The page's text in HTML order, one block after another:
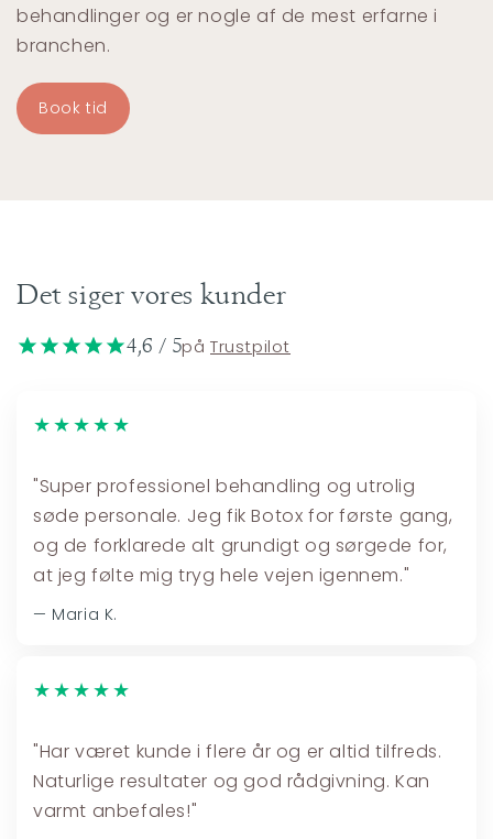
behandlinger og er nogle af de mest erfarne i
branchen.
Book tid
Det siger vores kunder
4,6 / 5påTrustpilot
★★★★★
"Super professionel behandling og utrolig
søde personale. Jeg fik Botox for første gang,
og de forklarede alt grundigt og sørgede for,
at jeg følte mig tryg hele vejen igennem."
— Maria K.
★★★★★
"Har været kunde i flere år og er altid tilfreds.
Naturlige resultater og god rådgivning. Kan
varmt anbefales!"